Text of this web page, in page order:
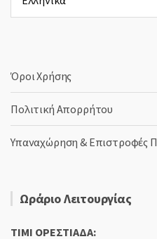
μια
γλώσσα
Όροι Χρήσης
Πολιτική Απορρήτου
Υπαναχώρηση & Επιστροφές
Ωράριο Λειτουργίας
TIMI ΟΡΕΣΤΙΑΔΑ: